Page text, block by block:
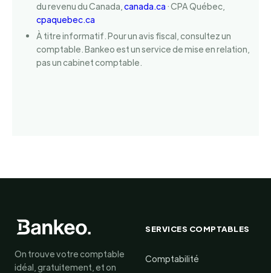
du revenu du Canada, canada.ca · CPA Québec,
cpaquebec.ca
À titre informatif. Pour un avis fiscal, consultez un
comptable. Bankeo est un service de mise en relation,
pas un cabinet comptable.
On trouve votre comptable
idéal, gratuitement, et on
SERVICES COMPTABLES
Comptabilité